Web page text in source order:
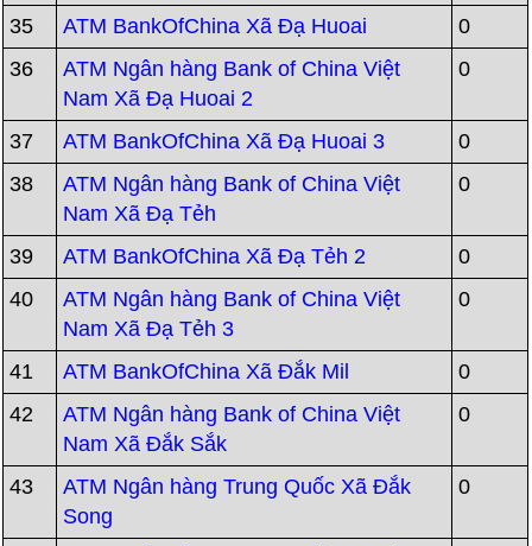
35 ATM BankOfChina Xã Đạ Huoai
0
36
ATM Ngân hàng Bank of China Việt
Nam Xã Đạ Huoai 2
0
37 ATM BankOfChina Xã Đạ Huoai 3
0
38
ATM Ngân hàng Bank of China Việt
Nam Xã Đạ Tẻh
0
39 ATM BankOfChina Xã Đạ Tẻh 2
0
40
ATM Ngân hàng Bank of China Việt
Nam Xã Đạ Tẻh 3
0
41 ATM BankOfChina Xã Đắk Mil
0
42
ATM Ngân hàng Bank of China Việt
Nam Xã Đắk Sắk
0
43
ATM Ngân hàng Trung Quốc Xã Đắk
Song
0